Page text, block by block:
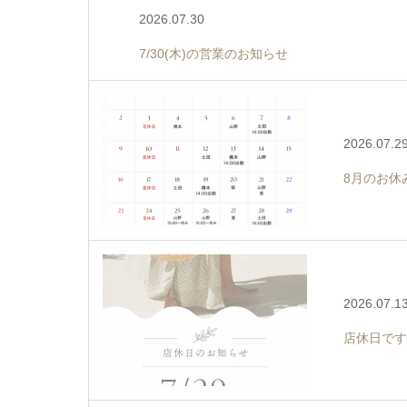
2026.07.30
7/30(木)の営業のお知らせ
2026.07.29
8月のお休
2026.07.13
店休日です